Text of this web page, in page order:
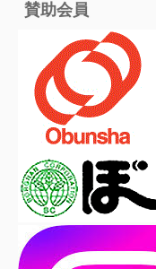
賛助会員